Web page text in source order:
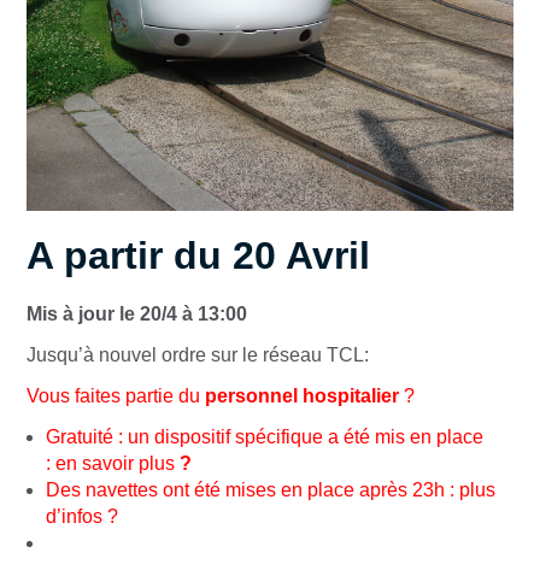
A partir du 20 Avril
Mis à jour le 20/4 à 13:00
Jusqu’à nouvel ordre sur le réseau TCL:
Vous faites partie du personnel hospitalier ?
Gratuité : un dispositif spécifique a été mis en place
: en savoir plus ?
Des navettes ont été mises en place après 23h : plus
d’infos ?